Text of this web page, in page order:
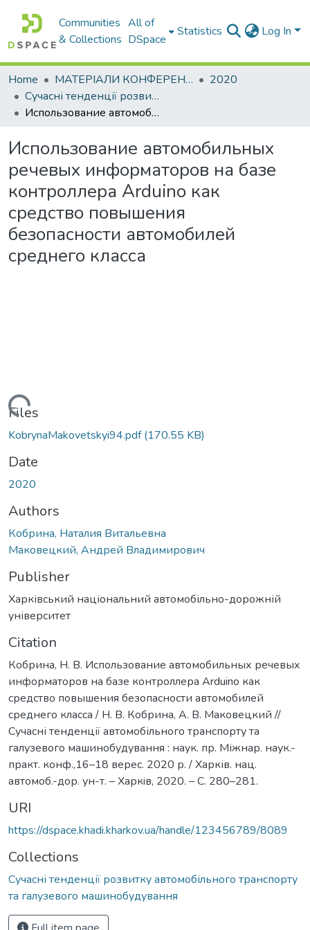
Communities
& Collections
All of
DSpace
Statistics Log In
Home МАТЕРІАЛИ КОНФЕРЕНЦІЙ
2020
Сучасні тенденції розвитку автомобільного транспорту та галузевого машинобудування
Использование автомобильных речевых информаторов на базе контроллера Аrduino как средство повышения безопасности автомобилей среднего класса
Использование автомобильных
речевых информаторов на базе
контроллера Аrduino как
средство повышения
безопасности автомобилей
среднего класса
Loading...
Files
KobrynaMakovetskyi94.pdf(170.55 KB)
Date
2020
Authors
Кобрина, Наталия Витальевна
Маковецкий, Андрей Владимирович
Publisher
Харківський національний автомобільно-дорожній
університет
Citation
Кобрина, Н. В. Использование автомобильных речевых
информаторов на базе контроллера Аrduino как
средство повышения безопасности автомобилей
среднего класса / Н. В. Кобрина, А. В. Маковецкий //
Сучасні тенденції автомобільного транспорту та
галузевого машинобудування : наук. пр. Міжнар. наук.-
практ. конф.,16–18 верес. 2020 р. / Харків. нац.
автомоб.-дор. ун-т. – Харкiв, 2020. – С. 280–281.
URI
https://dspace.khadi.kharkov.ua/handle/123456789/8089
Collections
Сучасні тенденції розвитку автомобільного транспорту
та галузевого машинобудування